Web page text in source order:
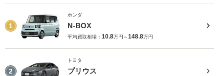
1
ホンダ
N-BOX
平均買取相場： 10.8万円～148.8万円
2
トヨタ
プリウス